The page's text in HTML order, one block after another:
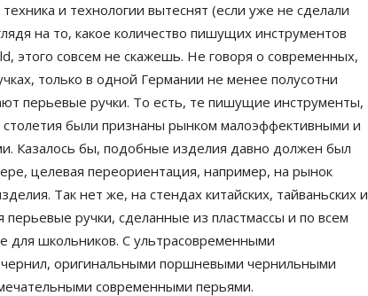
и технологии вытеснят (если уже не сделали
на то, какое количество пишущих инструментов
этого совсем не скажешь. Не говоря о современных,
только в одной Германии не менее полусотни
перьевые ручки. То есть, те пишущие инструменты,
были признаны рынком малоэффективными и
Казалось бы, подобные изделия давно должен был
целевая переориентация, например, на рынок
Так нет же, на стендах китайских, тайваньских и
ручки, сделанные из пластмассы и по всем
для школьников. С ультрасовременными
оригинальными поршневыми чернильными
современными перьями.